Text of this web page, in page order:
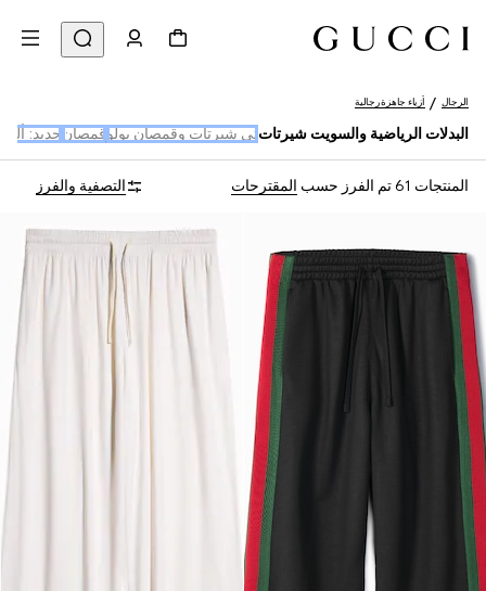
الرجال أزياء جاهزة رجالية
البدلات الرياضية والسويت شيرتات تي شيرتات وقمصان بولو قمصان جديد:
المنتجات 61 تم الفرز حسب المقترحات التصفية والفرز